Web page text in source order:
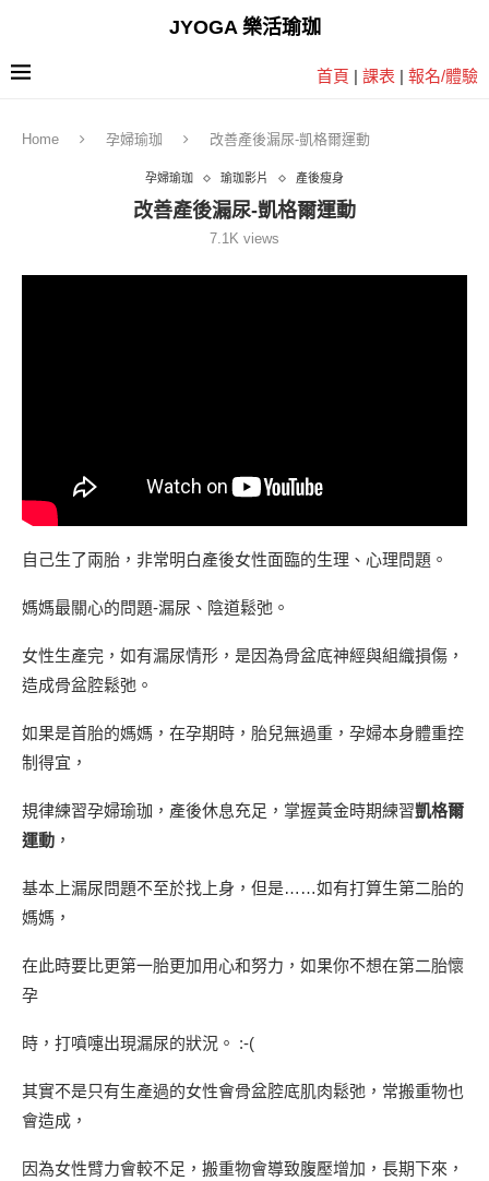
JYOGA 樂活瑜珈
首頁 | 課表 | 報名/體驗
Home 孕婦瑜珈 改善產後漏尿-凱格爾運動
孕婦瑜珈 瑜珈影片 產後瘦身
改善產後漏尿-凱格爾運動
7.1K views
自己生了兩胎，非常明白產後女性面臨的生理、心理問題。
媽媽最關心的問題-漏尿、陰道鬆弛。
女性生產完，如有漏尿情形，是因為骨盆底神經與組織損傷，
造成骨盆腔鬆弛。
如果是首胎的媽媽，在孕期時，胎兒無過重，孕婦本身體重控
制得宜，
規律練習孕婦瑜珈，產後休息充足，掌握黃金時期練習凱格爾
運動 ，
基本上漏尿問題不至於找上身，但是……如有打算生第二胎的
媽媽，
在此時要比更第一胎更加用心和努力，如果你不想在第二胎懷
孕
時，打噴嚏出現漏尿的狀況。 :-(
其實不是只有生產過的女性會骨盆腔底肌肉鬆弛，常搬重物也
會造成，
因為女性臂力會較不足，搬重物會導致腹壓增加，長期下來，